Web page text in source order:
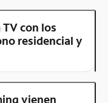
con los
residencial y
vienen